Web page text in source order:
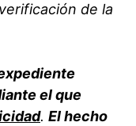
de la
el que
. El hecho